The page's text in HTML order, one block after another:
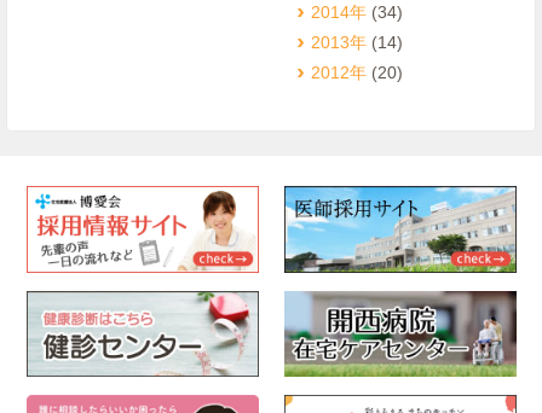
2014年(34)
2013年(14)
2012年(20)